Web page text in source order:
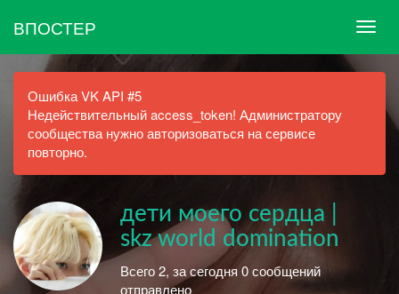
ВПОСТЕР
Ошибка VK API #5
Недействительный access_token! Администратору
сообщества нужно авторизоваться на сервисе
повторно.
дети моего сердца |
skz world domination
Всего 2, за сегодня 0 сообщений
отправлено